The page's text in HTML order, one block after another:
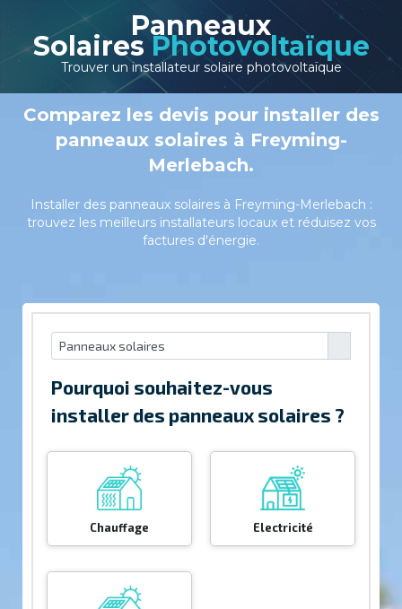
Panneaux
Solaires Photovoltaïque
Trouver un installateur solaire photovoltaïque
Comparez les devis pour installer des
panneaux solaires à Freyming-
Merlebach.
Installer des panneaux solaires à Freyming-Merlebach :
trouvez les meilleurs installateurs locaux et réduisez vos
factures d'énergie.